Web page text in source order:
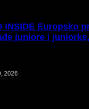
INSIDE Europsko
juniore i
2026